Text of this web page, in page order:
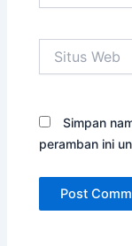
Web
Simpan
peramban ini